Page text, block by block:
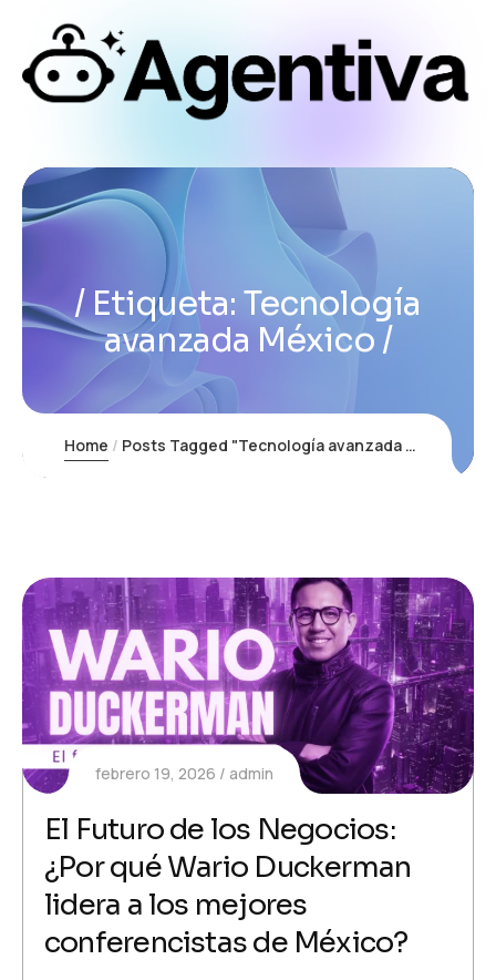
Etiqueta: Tecnología
avanzada México
Home Posts Tagged "Tecnología avanzada México"
febrero 19, 2026 admin
El Futuro de los Negocios:
¿Por qué Wario Duckerman
lidera a los mejores
conferencistas de México?